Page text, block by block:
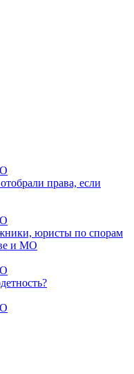
права, если
юристы по спорам
и МО